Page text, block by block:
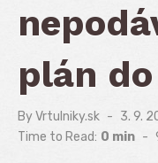
plán do
ByVrtulniky.sk
on
3. 9.
Time to Read: 0 min -